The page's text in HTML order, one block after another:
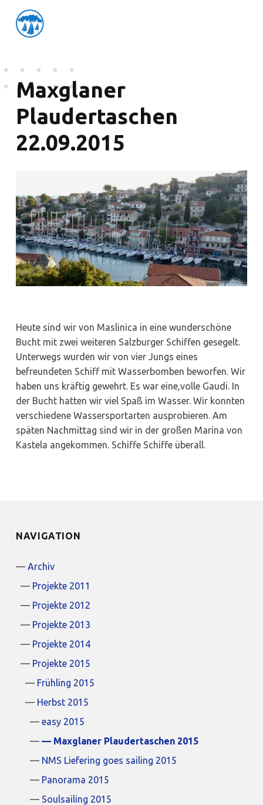
friedensflotte salzburg
Friedensflotte Salzburg
Maxglaner
Plaudertaschen
22.09.2015
Heute sind wir von Maslinica in eine wunderschöne
Bucht mit zwei weiteren Salzburger Schiffen gesegelt.
Unterwegs wurden wir von vier Jungs eines
befreundeten Schiff mit Wasserbomben beworfen. Wir
haben uns kräftig gewehrt. Es war eine,volle Gaudi. In
der Bucht hatten wir viel Spaß im Wasser. Wir konnten
verschiedene Wassersportarten ausprobieren. Am
späten Nachmittag sind wir in der großen Marina von
Kastela angekommen. Schiffe Schiffe überall.
NAVIGATION
Archiv
Projekte 2011
Projekte 2012
Projekte 2013
Projekte 2014
Projekte 2015
Frühling 2015
Herbst 2015
easy 2015
Maxglaner Plaudertaschen 2015
NMS Liefering goes sailing 2015
Panorama 2015
Soulsailing 2015